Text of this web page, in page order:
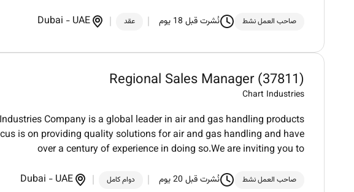
صاحب العمل نشط نُشرت قبل 18 يوم عقد Dubai - UAE
Regional Sales Manager (37811)
Chart Industries
Company is a global leader in air and gas handling products
is on providing quality solutions for air and gas handling and have
over a century of experience in doing so.We are inviting you to
صاحب العمل نشط نُشرت قبل 20 يوم دوام كامل Dubai - UAE